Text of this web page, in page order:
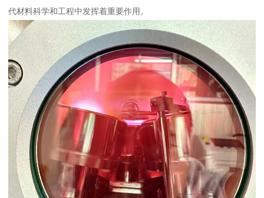
代材料科学和工程中发挥着重要作用。